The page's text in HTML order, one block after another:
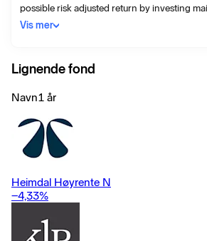
possible risk adjusted return by investing
Grade bonds and fixed income related
securities or fixed income related securities
and other issuers, including but not limited to
governments or municipalities, in the Nordic
Vis mer
Lignende fond
Navn1 år
Heimdal Høyrente N
−4,33%